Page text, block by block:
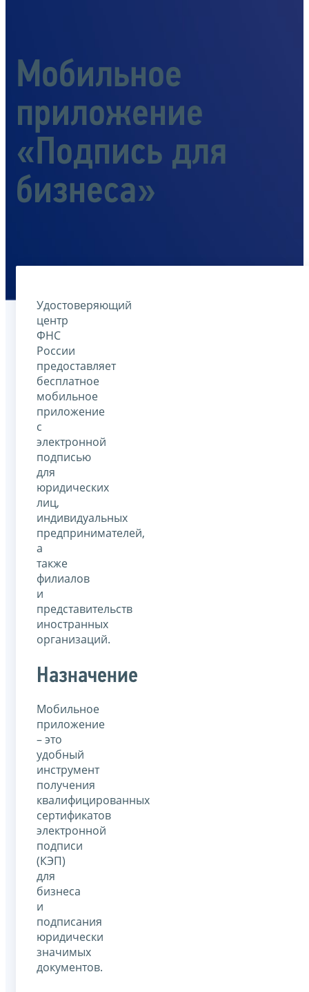
Мобильное
приложение
«Подпись для
бизнеса»
Удостоверяющий
центр
ФНС
России
предоставляет
бесплатное
мобильное
приложение
с
электронной
подписью
для
юридических
лиц,
индивидуальных
предпринимателей,
а
также
филиалов
и
представительств
иностранных
организаций.
Назначение
Мобильное
приложение
– это
удобный
инструмент
получения
квалифицированных
сертификатов
электронной
подписи
(КЭП)
для
бизнеса
и
подписания
юридически
значимых
документов.